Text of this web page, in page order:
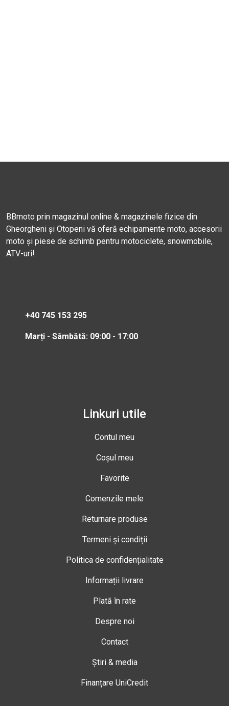
BBmoto prin magazinul online & magazinele fizice din
Gheorgheni și Otopeni vă oferă echipamente moto, accesorii
moto și piese de schimb pentru motociclete, snowmobile,
ATV-uri!
+40 745 153 295
Marți - Sâmbătă: 09:00 - 17:00
Linkuri utile
Contul meu
Coșul meu
Favorite
Comenzile mele
Returnare produse
Termeni și condiții
Politica de confidențialitate
Informații livrare
Plată în rate
Despre noi
Contact
Știri & media
Finanțare UniCredit